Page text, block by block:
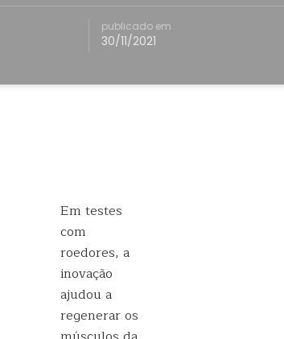
publicado em
30/11/2021
Em testes
com
roedores, a
inovação
ajudou a
regenerar os